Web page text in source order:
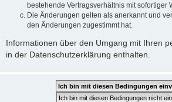
bestehende Vertragsverhältnis mit sofortiger
Die Änderungen gelten als anerkannt und
den Änderungen zugestimmt hat.
Informationen über den Umgang mit Ihren
in der Datenschutzerklärung enthalten.